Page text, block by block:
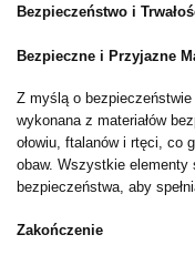
Bezpieczeństwo i
Bezpieczne i Przyjazne
Z myślą o
wykonana z materiałów
ołowiu, ftalanów i rtęci, co
obaw. Wszystkie elementy
bezpieczeństwa, aby
Zakończenie